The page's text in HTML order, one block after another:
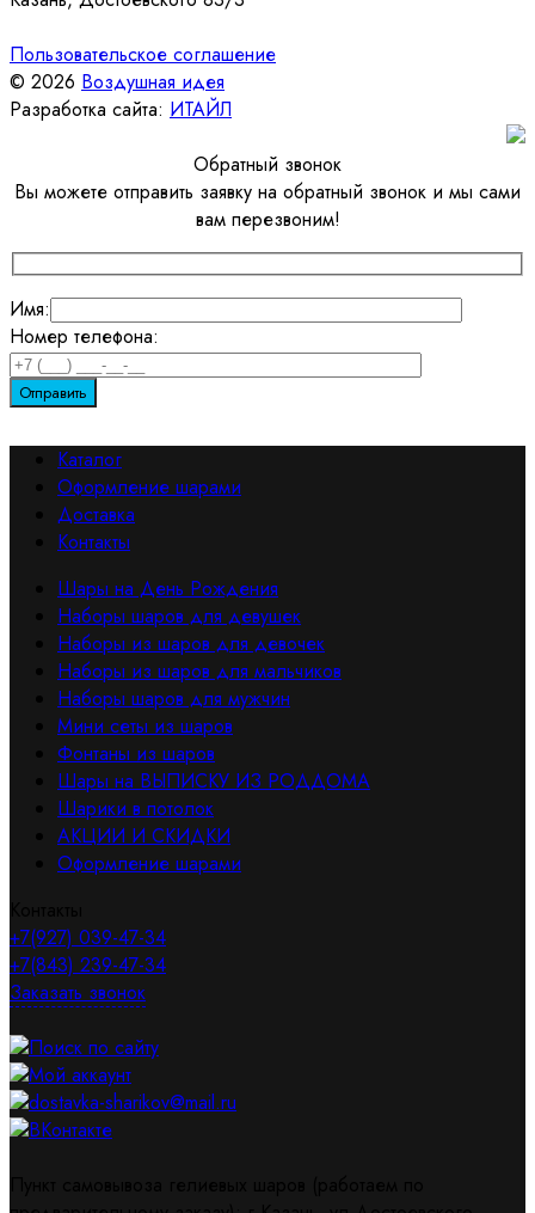
Пользовательское соглашение
© 2026 Воздушная идея
Разработка сайта: ИТАЙЛ
Обратный звонок
Вы можете отправить заявку на обратный звонок и мы сами
вам перезвоним!
Имя:
Номер телефона:
Каталог
Оформление шарами
Доставка
Контакты
Шары на День Рождения
Наборы шаров для девушек
Наборы из шаров для девочек
Наборы из шаров для мальчиков
Наборы шаров для мужчин
Мини сеты из шаров
Фонтаны из шаров
Шары на ВЫПИСКУ ИЗ РОДДОМА
Шарики в потолок
АКЦИИ И СКИДКИ
Оформление шарами
+7(927) 039-47-34
+7(843) 239-47-34
Заказать звонок
Поиск по сайту
Мой аккаунт
dostavka-sharikov@mail.ru
ВКонтакте